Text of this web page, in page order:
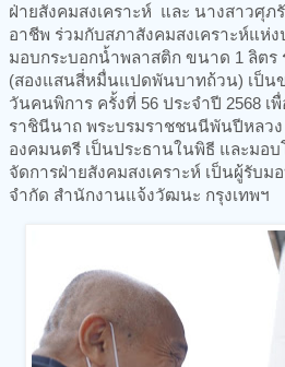
ฝ่ายสังคมสงเคราะห์ และ นางสาวศุ
อาชีพ ร่วมกับสภาสังคมสงเคราะห์แห่
มอบกระบอกน้ำพลาสติก ขนาด 1 ลิตร
(สองแสนสี่หมื่นแปดพันบาทถ้วน) เป็น
วันคนพิการ ครั้งที่ 56 ประจำปี 2568 เ
ราชินีนาถ พระบรมราชชนนีพันปีหลว
องคมนตรี เป็นประธานในพิธี และมอ
จัดการฝ่ายสังคมสงเคราะห์ เป็นผู้รับ
จำกัด สำนักงานแจ้งวัฒนะ กรุงเทพฯ